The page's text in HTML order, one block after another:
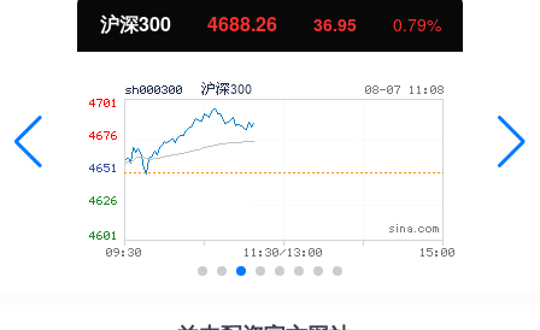
沪深300 4688.26 36.95 0.79%